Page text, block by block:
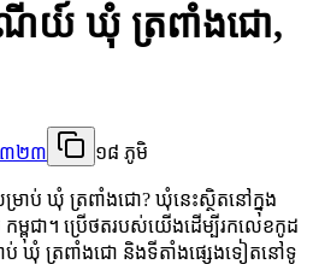
យ៍ ឃុំ ត្រពាំងជោ,
៣២៣ ១៨ ភូមិ
ប់ ឃុំ ត្រពាំងជោ? ឃុំនេះស្ថិតនៅក្នុង
កម្ពុជា។ ប្រើថតរបស់យើងដើម្បីរកលេខកូដ
ឃុំ ត្រពាំងជោ និងទីតាំងផ្សេងទៀតនៅទូ